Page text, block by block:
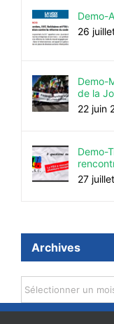
Demo-
26
Demo-
de la
22 juin
Demo-
27
Archives
Archives